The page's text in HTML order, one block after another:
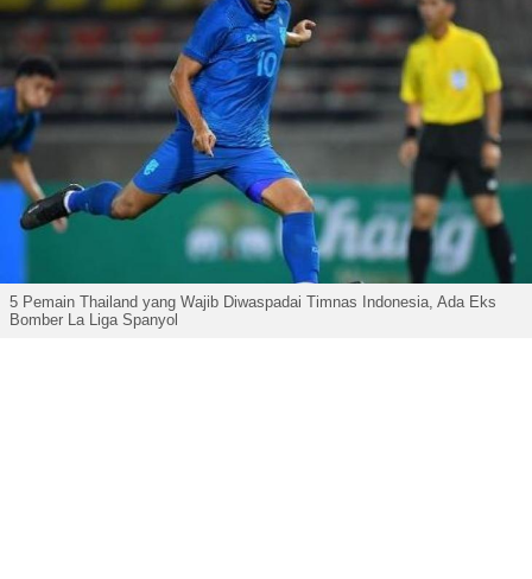
5 Pemain Thailand yang Wajib Diwaspadai Timnas Indonesia, Ada Eks
Bomber La Liga Spanyol